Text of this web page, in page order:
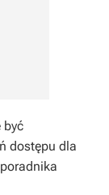
być
dostępu dla